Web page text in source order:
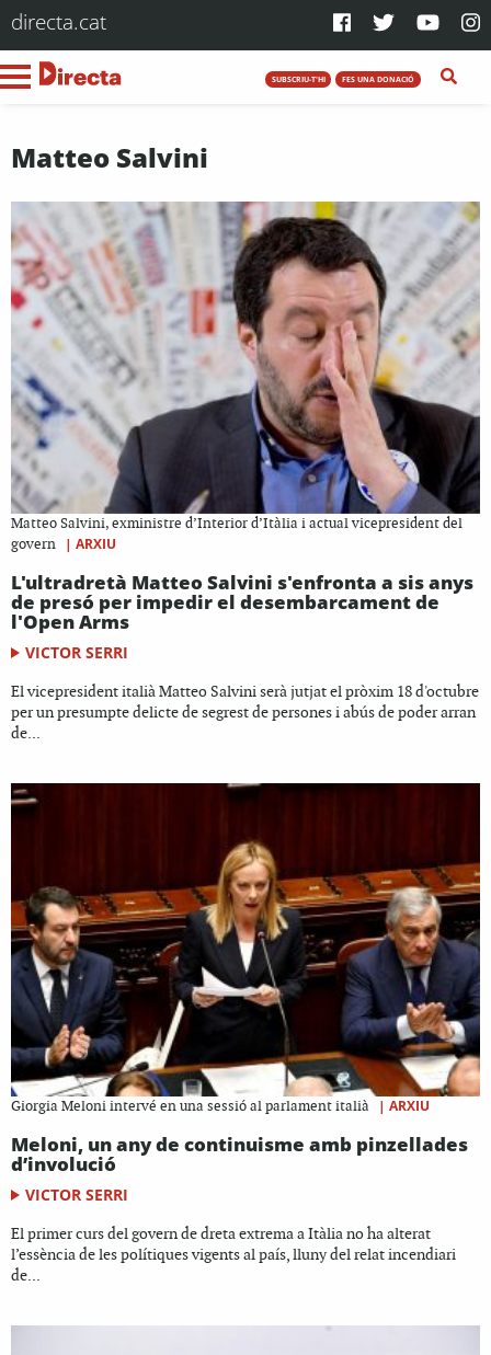
directa.cat
SUBSCRIU-T'HI FES UNA DONACIÓ
Matteo Salvini
Matteo Salvini, exministre d’Interior d’Itàlia i actual vicepresident del
govern
| ARXIU
L'ultradretà Matteo Salvini s'enfronta a sis anys
de presó per impedir el desembarcament de
l'Open Arms
VICTOR SERRI
El vicepresident italià Matteo Salvini serà jutjat el pròxim 18 d'octubre
per un presumpte delicte de segrest de persones i abús de poder arran
de...
Giorgia Meloni intervé en una sessió al parlament italià | ARXIU
Meloni, un any de continuisme amb pinzellades
d’involució
VICTOR SERRI
El primer curs del govern de dreta extrema a Itàlia no ha alterat
l’essència de les polítiques vigents al país, lluny del relat incendiari
de...